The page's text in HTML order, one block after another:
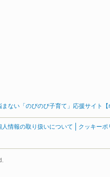
まない「のびのび子育て」応援サイト【
人情報の取り扱いについて
クッキーポ